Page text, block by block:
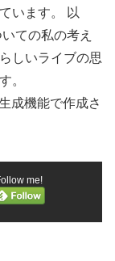
います。 以
ての私の考え
しいライブの思
。
成機能で作成さ
me!